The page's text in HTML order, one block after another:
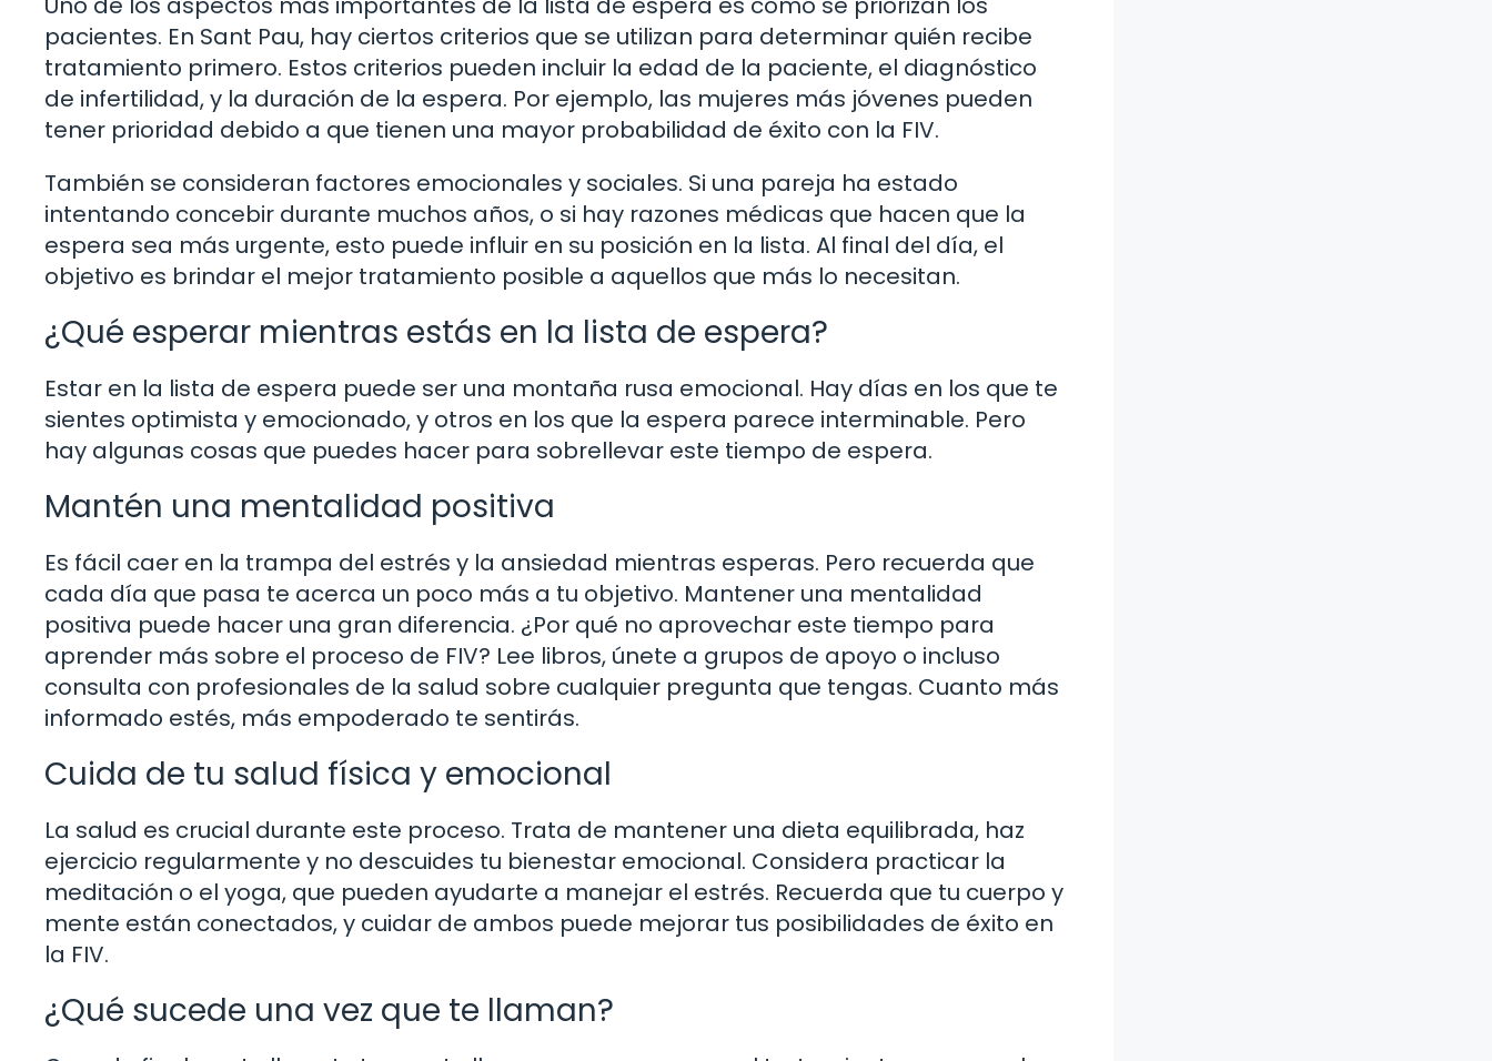
pacientes. En Sant Pau, hay ciertos criterios que se utilizan para determinar quién recibe
tratamiento primero. Estos criterios pueden incluir la edad de la paciente, el diagnóstico
de infertilidad, y la duración de la espera. Por ejemplo, las mujeres más jóvenes pueden
tener prioridad debido a que tienen una mayor probabilidad de éxito con la FIV.
También se consideran factores emocionales y sociales. Si una pareja ha estado
intentando concebir durante muchos años, o si hay razones médicas que hacen que la
espera sea más urgente, esto puede influir en su posición en la lista. Al final del día, el
objetivo es brindar el mejor tratamiento posible a aquellos que más lo necesitan.
¿Qué esperar mientras estás en la lista de espera?
Estar en la lista de espera puede ser una montaña rusa emocional. Hay días en los que te
sientes optimista y emocionado, y otros en los que la espera parece interminable. Pero
hay algunas cosas que puedes hacer para sobrellevar este tiempo de espera.
Mantén una mentalidad positiva
Es fácil caer en la trampa del estrés y la ansiedad mientras esperas. Pero recuerda que
cada día que pasa te acerca un poco más a tu objetivo. Mantener una mentalidad
positiva puede hacer una gran diferencia. ¿Por qué no aprovechar este tiempo para
aprender más sobre el proceso de FIV? Lee libros, únete a grupos de apoyo o incluso
consulta con profesionales de la salud sobre cualquier pregunta que tengas. Cuanto más
informado estés, más empoderado te sentirás.
Cuida de tu salud física y emocional
La salud es crucial durante este proceso. Trata de mantener una dieta equilibrada, haz
ejercicio regularmente y no descuides tu bienestar emocional. Considera practicar la
meditación o el yoga, que pueden ayudarte a manejar el estrés. Recuerda que tu cuerpo y
mente están conectados, y cuidar de ambos puede mejorar tus posibilidades de éxito en
la FIV.
¿Qué sucede una vez que te llaman?